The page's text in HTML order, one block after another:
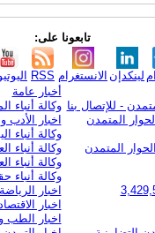
تابعونا على:
RSS الانستغرام لينكدإن
- للإتصال بنا
المتمدن
المتمدن
أخبار عامة
وكالة أنباء
اخبار الأدب
وكالة أنباء
وكالة أنباء
وكالة أنباء
وكالة أنباء
اخبار الرياضة
اخبار
اخبار الطب